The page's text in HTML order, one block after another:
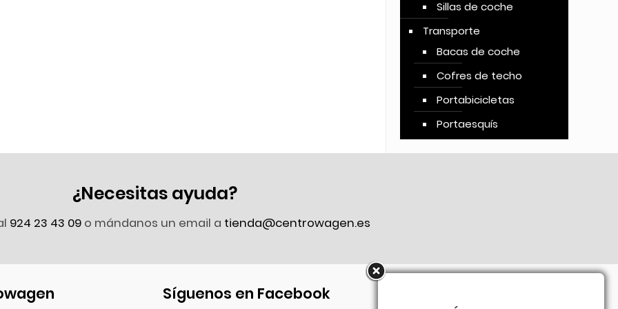
Sillas de coche
Transporte
Bacas de coche
Cofres de techo
Portabicicletas
Portaesquís
¿Necesitas ayuda?
924 23 43 09 o mándanos un email a tienda@centrowagen.es
Síguenos en Facebook